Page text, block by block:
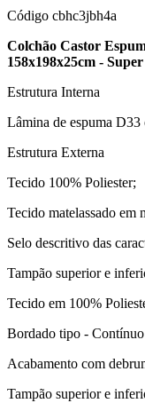
Código cbhc3jbh4a
Colchão Castor
158x198x25cm -
Estrutura Interna
Lâmina de espuma D33
Estrutura Externa
Tecido 100% Poliester;
Tecido matelassado em
Selo descritivo das
Tampão superior e
Tecido em 100%
Bordado tipo -
Acabamento com
Tampão superior e